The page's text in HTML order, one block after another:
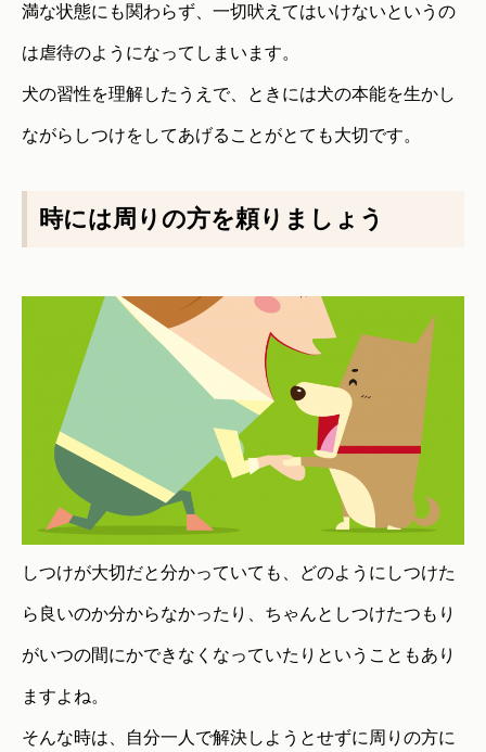
満な状態にも関わらず、一切吠えてはいけないというの
は虐待のようになってしまいます。
犬の習性を理解したうえで、ときには犬の本能を生かし
ながらしつけをしてあげることがとても大切です。
時には周りの方を頼りましょう
しつけが大切だと分かっていても、どのようにしつけた
ら良いのか分からなかったり、ちゃんとしつけたつもり
がいつの間にかできなくなっていたりということもあり
ますよね。
そんな時は、自分一人で解決しようとせずに周りの方に